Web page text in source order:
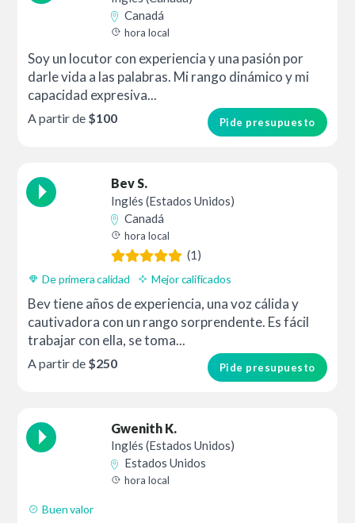
Canadá
hora local
Soy un locutor con experiencia y una pasión por
darle vida a las palabras. Mi rango dinámico y mi
capacidad expresiva...
Pide presupuesto
A partir de $100
Bev S.
Inglés (Estados Unidos)
Canadá
hora local
(1)
De primera calidad Mejor calificados
Bev tiene años de experiencia, una voz cálida y
cautivadora con un rango sorprendente. Es fácil
trabajar con ella, se toma...
Pide presupuesto
A partir de $250
Gwenith K.
Inglés (Estados Unidos)
Estados Unidos
hora local
Buen valor